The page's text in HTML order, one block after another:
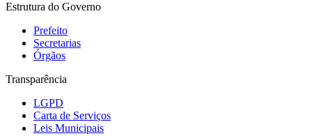
Estrutura do Governo
Prefeito
Secretarias
Órgãos
Transparência
LGPD
Carta de Serviços
Leis Municipais